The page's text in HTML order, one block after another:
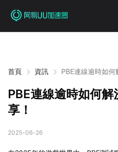
首頁 資訊 PBE連線逾時如何
PBE連線逾時如何
享！
2025-06-26